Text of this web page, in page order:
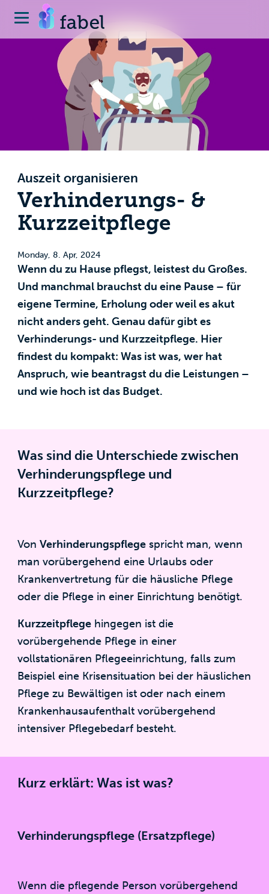
Auszeit organisieren
Verhinderungs- &
Kurzzeitpflege
Monday, 8. Apr, 2024
Wenn du zu Hause pflegst, leistest du Großes.
Und manchmal brauchst du eine Pause – für
eigene Termine, Erholung oder weil es akut
nicht anders geht. Genau dafür gibt es
Verhinderungs- und Kurzzeitpflege. Hier
findest du kompakt: Was ist was, wer hat
Anspruch, wie beantragst du die Leistungen –
und wie hoch ist das Budget.
Was sind die Unterschiede zwischen
Verhinderungspflege und
Kurzzeitpflege?
VonVerhinderungspflege spricht man, wenn
man vorübergehend eine Urlaubs oder
Krankenvertretung für die häusliche Pflege
oder die Pflege in einer Einrichtung benötigt.
Kurzzeitpflege hingegen ist die
vorübergehende Pflege in einer
vollstationären Pflegeeinrichtung, falls zum
Beispiel eine Krisensituation bei der häuslichen
Pflege zu Bewältigen ist oder nach einem
Krankenhausaufenthalt vorübergehend
intensiver Pflegebedarf besteht.
Kurz erklärt: Was ist was?
Verhinderungspflege (Ersatzpflege)
Wenn die pflegende Person vorübergehend